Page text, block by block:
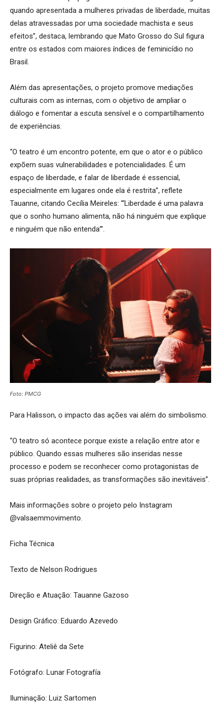
quando apresentada a mulheres privadas de liberdade, muitas
delas atravessadas por uma sociedade machista e seus
efeitos”, destaca, lembrando que Mato Grosso do Sul figura
entre os estados com maiores índices de feminicídio no
Brasil.
Além das apresentações, o projeto promove mediações
culturais com as internas, com o objetivo de ampliar o
diálogo e fomentar a escuta sensível e o compartilhamento
de experiências.
“O teatro é um encontro potente, em que o ator e o público
expõem suas vulnerabilidades e potencialidades. É um
espaço de liberdade, e falar de liberdade é essencial,
especialmente em lugares onde ela é restrita”, reflete
Tauanne, citando Cecília Meireles: “‘Liberdade é uma palavra
que o sonho humano alimenta, não há ninguém que explique
e ninguém que não entenda’”.
Foto: PMCG
Para Halisson, o impacto das ações vai além do simbolismo.
“O teatro só acontece porque existe a relação entre ator e
público. Quando essas mulheres são inseridas nesse
processo e podem se reconhecer como protagonistas de
suas próprias realidades, as transformações são inevitáveis”.
Mais informações sobre o projeto pelo Instagram
@valsaemmovimento.
Ficha Técnica
Texto de Nelson Rodrigues
Direção e Atuação: Tauanne Gazoso
Design Gráfico: Eduardo Azevedo
Figurino: Ateliê da Sete
Fotógrafo: Lunar Fotografía
Iluminação: Luiz Sartomen